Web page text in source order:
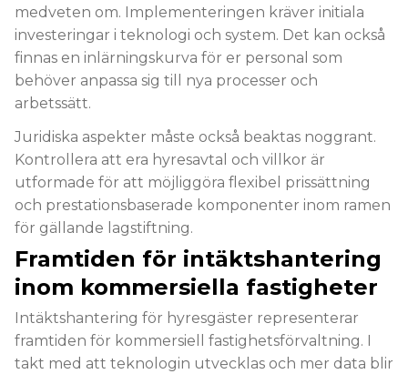
medveten om. Implementeringen kräver initiala
investeringar i teknologi och system. Det kan också
finnas en inlärningskurva för er personal som
behöver anpassa sig till nya processer och
arbetssätt.
Juridiska aspekter måste också beaktas noggrant.
Kontrollera att era hyresavtal och villkor är
utformade för att möjliggöra flexibel prissättning
och prestationsbaserade komponenter inom ramen
för gällande lagstiftning.
Framtiden för intäktshantering
inom kommersiella fastigheter
Intäktshantering för hyresgäster representerar
framtiden för kommersiell fastighetsförvaltning. I
takt med att teknologin utvecklas och mer data blir